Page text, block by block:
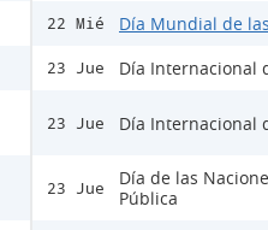
22 Mié Día Mundial de
23 Jue Día Internacional
23 Jue Día Internacional
23 Jue
Día de las
Pública